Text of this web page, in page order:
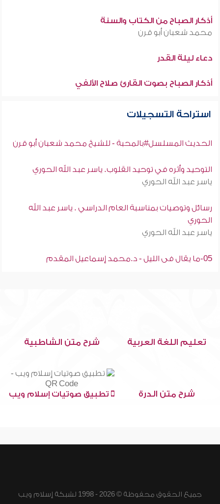
أذكار الصباح من الكتاب والسنة
محمد شعبان أبو قرن
دعاء ليلة القدر
أذكار الصباح بصوت القارئ صلاح الألفي
استراحة التسجيلات
الحديث المسلسل#بالمحبة - للشيخ محمد شعبان أبو قرن
التوحيد وأثره في توحيد القلوب. ياسر عبد الله الحوري
ياسر عبد الله الحوري
رسائل وتوصيات بمناسبة العام الدراسي . ياسر عبد الله
الحوري
ياسر عبد الله الحوري
05-ما يقال فى الليل - د.محمد إسماعيل المقدم
تعليم اللغة العربية شرح متن الشاطبية
شرح متن الدرة تطبيق صوتيات إسلام ويب
جميع الحقوق محفوظة © 2026 - 1998 لشبكة إسلام ويب